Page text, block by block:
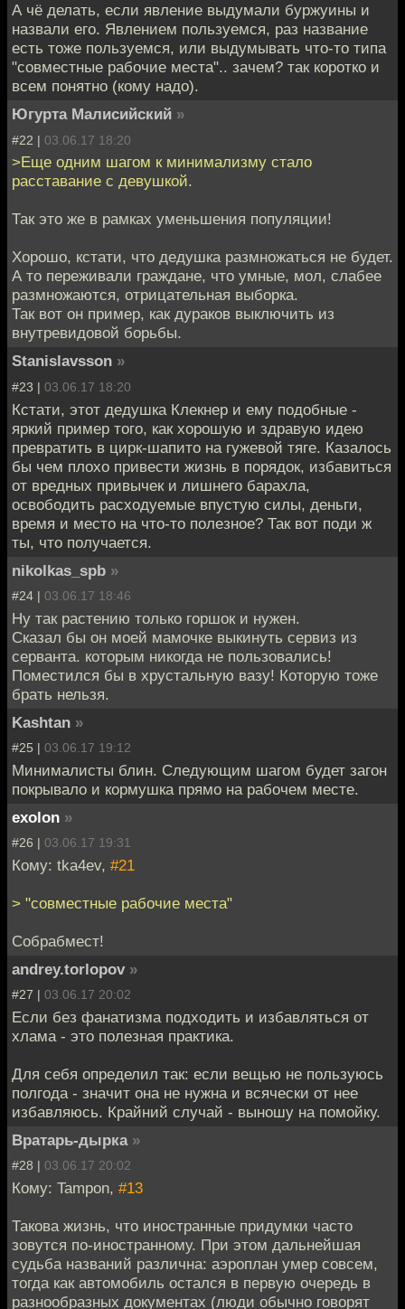
А чё делать, если явление выдумали буржуины и
назвали его. Явлением пользуемся, раз название
есть тоже пользуемся, или выдумывать что-то типа
"совместные рабочие места".. зачем? так коротко и
всем понятно (кому надо).
Югурта Малисийский »
#22 | 03.06.17 18:20
>Еще одним шагом к минимализму стало
расставание с девушкой.
Так это же в рамках уменьшения популяции!
Хорошо, кстати, что дедушка размножаться не будет.
А то переживали граждане, что умные, мол, слабее
размножаются, отрицательная выборка.
Так вот он пример, как дураков выключить из
внутревидовой борьбы.
Stanislavsson »
#23 | 03.06.17 18:20
Кстати, этот дедушка Клекнер и ему подобные -
яркий пример того, как хорошую и здравую идею
превратить в цирк-шапито на гужевой тяге. Казалось
бы чем плохо привести жизнь в порядок, избавиться
от вредных привычек и лишнего барахла,
освободить расходуемые впустую силы, деньги,
время и место на что-то полезное? Так вот поди ж
ты, что получается.
nikolkas_spb »
#24 | 03.06.17 18:46
Ну так растению только горшок и нужен.
Сказал бы он моей мамочке выкинуть сервиз из
серванта. которым никогда не пользовались!
Поместился бы в хрустальную вазу! Которую тоже
брать нельзя.
Kashtan »
#25 | 03.06.17 19:12
Минималисты блин. Следующим шагом будет загон
покрывало и кормушка прямо на рабочем месте.
exolon »
#26 | 03.06.17 19:31
Кому: tka4ev, #21
> "совместные рабочие места"
Собрабмест!
andrey.torlopov »
#27 | 03.06.17 20:02
Если без фанатизма подходить и избавляться от
хлама - это полезная практика.
Для себя определил так: если вещью не пользуюсь
полгода - значит она не нужна и всячески от нее
избавляюсь. Крайний случай - выношу на помойку.
Вратарь-дырка »
#28 | 03.06.17 20:02
Кому: Tampon, #13
Такова жизнь, что иностранные придумки часто
зовутся по-иностранному. При этом дальнейшая
судьба названий различна: аэроплан умер совсем,
тогда как автомобиль остался в первую очередь в
разнообразных документах (люди обычно говорят